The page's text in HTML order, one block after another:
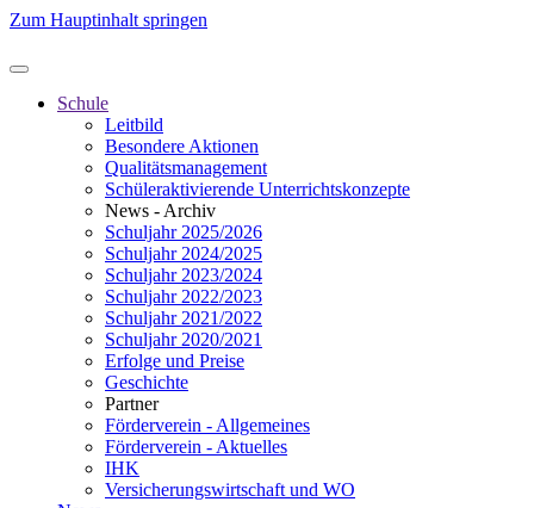
Zum Hauptinhalt springen
Schule
Leitbild
Besondere Aktionen
Qualitätsmanagement
Schüleraktivierende Unterrichtskonzepte
News - Archiv
Schuljahr 2025/2026
Schuljahr 2024/2025
Schuljahr 2023/2024
Schuljahr 2022/2023
Schuljahr 2021/2022
Schuljahr 2020/2021
Erfolge und Preise
Geschichte
Partner
Förderverein - Allgemeines
Förderverein - Aktuelles
IHK
Versicherungswirtschaft und WO